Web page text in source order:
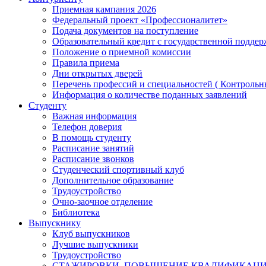
Приемная кампания 2026
Федеральный проект «Профессионалитет»
Подача документов на поступление
Образовательный кредит с государственной
Положение о приемной комиссии
Правила приема
Дни открытых дверей
Перечень профессий и специальностей (
Информация о количестве поданных заявлений
Студенту
Важная информация
Телефон доверия
В помощь студенту
Расписание занятий
Расписание звонков
Студенческий спортивный клуб
Дополнительное образование
Трудоустройство
Очно-заочное отделение
Библиотека
Выпускнику
Клуб выпускников
Лучшие выпускники
Трудоустройство